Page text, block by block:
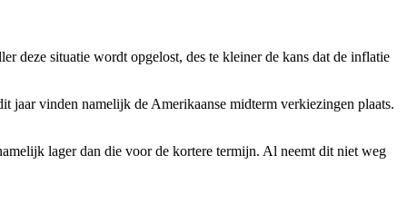
deze situatie wordt opgelost, des te kleiner de kans dat de inflatie
jaar vinden namelijk de Amerikaanse midterm verkiezingen plaats.
lager dan die voor de kortere termijn. Al neemt dit niet weg